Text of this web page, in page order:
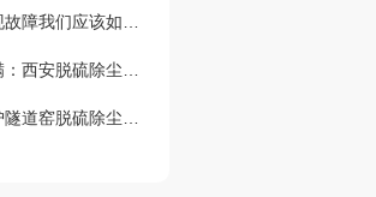
风机出现故障我们应该如何解决呢？西安风机厂家为您在线解答
干货满满：西安脱硫除尘器的选型方法与注意事项
正确维护隧道窑脱硫除尘设备是怎样的呢 ？速来一览